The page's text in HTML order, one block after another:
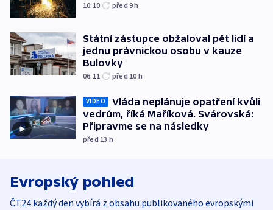
10:10 před 9h
Státní zástupce obžaloval pět lidí a
jednu právnickou osobu v kauze
Bulovky
06:11 před 10 h
VIDEO
Vláda neplánuje opatření kvůli
vedrům, říká Maříková. Svárovská:
Připravme se na následky
před 13 h
Evropský pohled
ČT24 každý den vybírá z obsahu publikovaného evropskými